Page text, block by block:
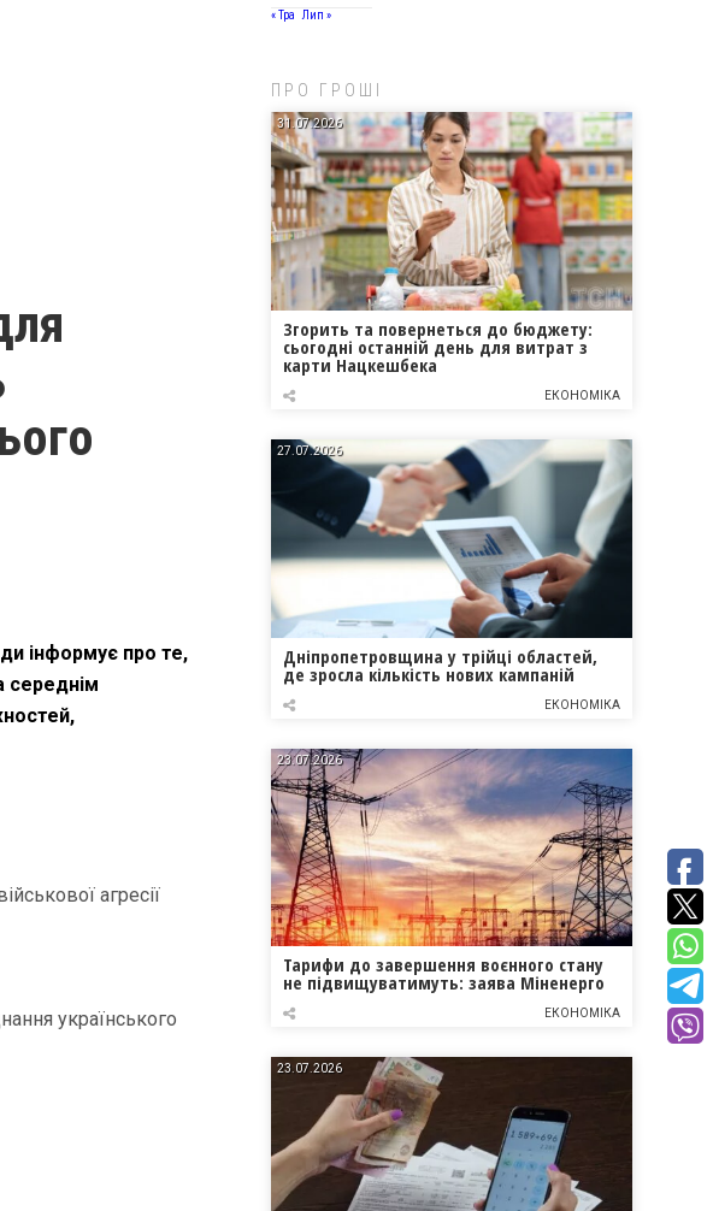
інформує про те,
середнім
агресії
українського
« Тра Лип »
ПРО ГРОШІ
31.07.2026
Згорить та повернеться до бюджету:
сьогодні останній день для витрат з
карти Нацкешбека
ЕКОНОМІКА
27.07.2026
Дніпропетровщина у трійці областей,
де зросла кількість нових кампаній
ЕКОНОМІКА
23.07.2026
Тарифи до завершення воєнного стану
не підвищуватимуть: заява Міненерго
ЕКОНОМІКА
23.07.2026